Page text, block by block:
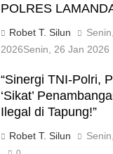
POLRES
Robet T. Silun
2026Senin, 26 Jan 2026
“Sinergi TNI-Polri,
‘Sikat’
Ilegal di Tapung!”
Robet T. Silun